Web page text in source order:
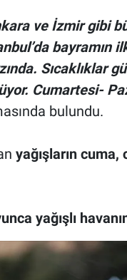
ve İzmir gibi
bayramın
Sıcaklıklar
Cumartesi-
bulundu.
yağışların
yağışlı